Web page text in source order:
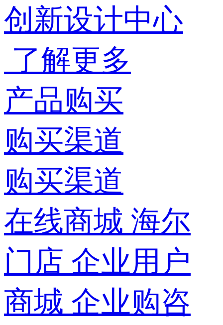
创新设计中心
了解更多
产品购买
购买渠道
购买渠道
在线商城 海尔
门店 企业用户
商城 企业购咨